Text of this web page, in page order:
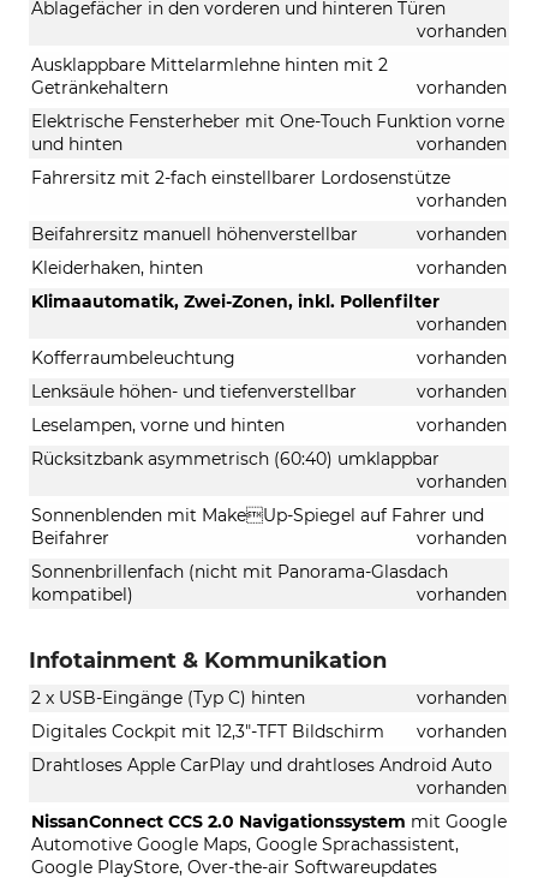
Ablagefächer in den vorderen und hinteren Türen
vorhanden
Ausklappbare Mittelarmlehne hinten mit 2
Getränkehaltern
vorhanden
Elektrische Fensterheber mit One-Touch Funktion vorne
und hinten
vorhanden
Fahrersitz mit 2-fach einstellbarer Lordosenstütze
vorhanden
Beifahrersitz manuell höhenverstellbar
vorhanden
Kleiderhaken, hinten
vorhanden
Klimaautomatik, Zwei-Zonen, inkl. Pollenfilter
vorhanden
Kofferraumbeleuchtung
vorhanden
Lenksäule höhen- und tiefenverstellbar
vorhanden
Leselampen, vorne und hinten
vorhanden
Rücksitzbank asymmetrisch (60:40) umklappbar
vorhanden
Sonnenblenden mit MakeUp-Spiegel auf Fahrer und
Beifahrer
vorhanden
Sonnenbrillenfach (nicht mit Panorama-Glasdach
kompatibel)
vorhanden
Infotainment & Kommunikation
2 x USB-Eingänge (Typ C) hinten
vorhanden
Digitales Cockpit mit 12,3"-TFT Bildschirm
vorhanden
Drahtloses Apple CarPlay und drahtloses Android Auto
vorhanden
NissanConnect CCS 2.0 Navigationssystem mit Google
Automotive Google Maps, Google Sprachassistent,
Google PlayStore, Over-the-air Softwareupdates